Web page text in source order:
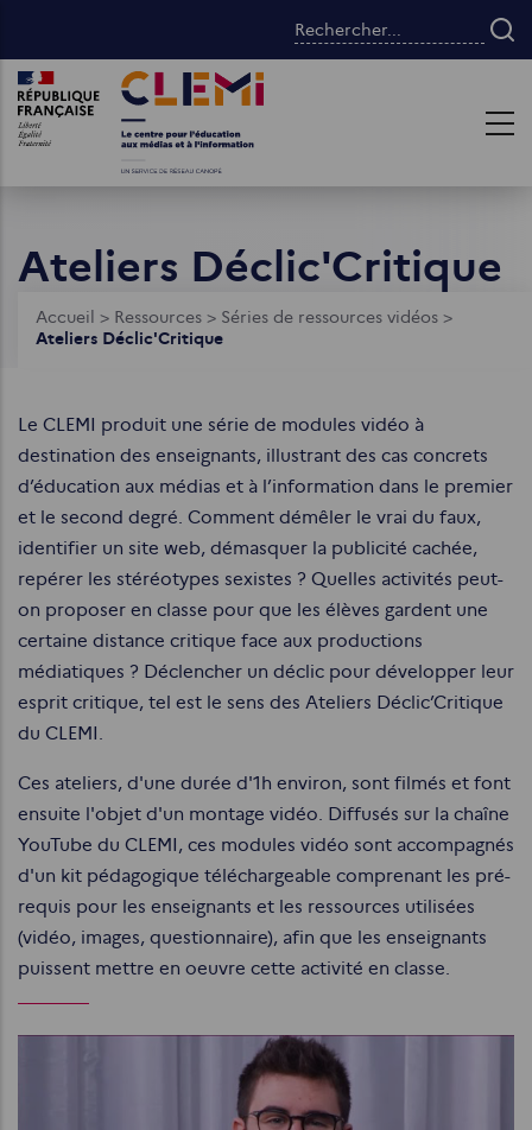
contenu
principal
Rechercher...
Images Images
Ateliers Déclic'Critique
Fil
Accueil > Ressources > Séries de ressources vidéos >
Ateliers Déclic'Critique
Le CLEMI produit une série de modules vidéo à
destination des enseignants, illustrant des cas concrets
d’éducation aux médias et à l’information dans le premier
et le second degré. Comment démêler le vrai du faux,
identifier un site web, démasquer la publicité cachée,
repérer les stéréotypes sexistes ? Quelles activités peut-
on proposer en classe pour que les élèves gardent une
certaine distance critique face aux productions
médiatiques ? Déclencher un déclic pour développer leur
esprit critique, tel est le sens des Ateliers Déclic’Critique
du CLEMI.
Ces ateliers, d'une durée d'1h environ, sont filmés et font
ensuite l'objet d'un montage vidéo. Diffusés sur la chaîne
YouTube du CLEMI, ces modules vidéo sont accompagnés
d'un kit pédagogique téléchargeable comprenant les pré-
requis pour les enseignants et les ressources utilisées
(vidéo, images, questionnaire), afin que les enseignants
puissent mettre en oeuvre cette activité en classe.